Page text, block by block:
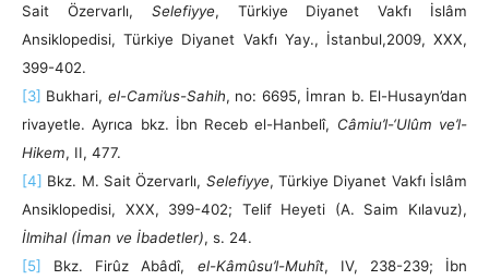
Sait Özervarlı, Selefiyye, Türkiye Diyanet Vakfı İslâm
Ansiklopedisi, Türkiye Diyanet Vakfı Yay., İstanbul,2009, XXX,
399-402.
[3] Bukhari, el-Cami’us-Sahih, no: 6695, İmran b. El-Husayn’dan
rivayetle. Ayrıca bkz. İbn Receb el-Hanbelî, Câmiu’l-‘Ulûm ve’l-
Hikem, II, 477.
[4] Bkz. M. Sait Özervarlı, Selefiyye, Türkiye Diyanet Vakfı İslâm
Ansiklopedisi, XXX, 399-402; Telif Heyeti (A. Saim Kılavuz),
İlmihal (İman ve İbadetler), s. 24.
[5]
Bkz. Firûz Abâdî, el-Kâmûsu’l-Muhît, IV, 238-239; İbn